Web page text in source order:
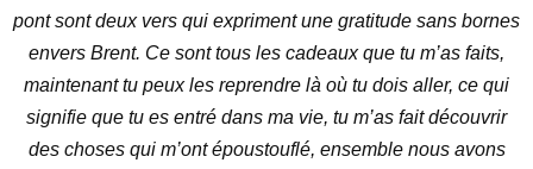
pont sont deux vers qui expriment une gratitude sans bornes
envers Brent. Ce sont tous les cadeaux que tu m’as faits,
maintenant tu peux les reprendre là où tu dois aller, ce qui
signifie que tu es entré dans ma vie, tu m’as fait découvrir
des choses qui m’ont époustouflé, ensemble nous avons